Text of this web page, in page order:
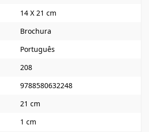
14 X 21 cm
Brochura
Português
208
9788580632248
21 cm
1 cm